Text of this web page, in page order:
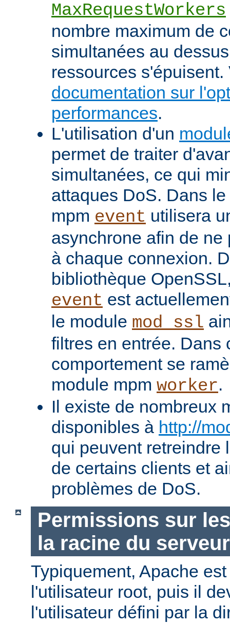
MaxRequestWorkers
nombre maximum de
simultanées au
ressources s'épuisent.
documentation sur
performances.
L'utilisation d'un
permet de traiter
simultanées, ce qui
attaques DoS. Dans
mpm event utilisera
asynchrone afin de
à chaque connexion.
bibliothèque
event est
le module mod_ssl
filtres en entrée. Dans
comportement se
module mpm worker.
Il existe de nombreux
disponibles à http://
qui peuvent retreindre
de certains clients et
problèmes de DoS.
Permissions sur
la racine du serveur
Typiquement, Apache
l'utilisateur root, puis il
l'utilisateur défini par la